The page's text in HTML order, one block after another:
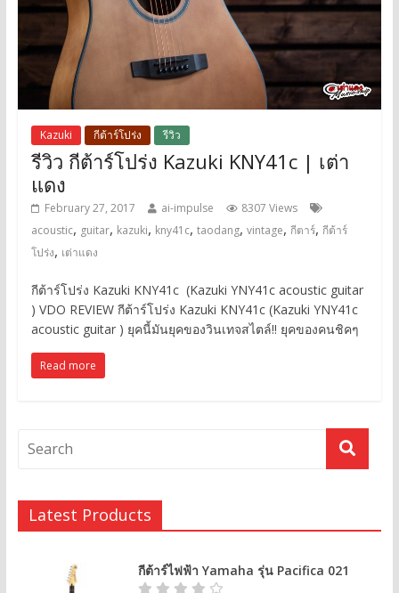
Kazuki กีต้าร์โปร่ง รีวิว
รีวิว กีต้าร์โปร่ง Kazuki KNY41c | เต่า
แดง
February 27, 2017 ai-impulse
8307 Views
acoustic, guitar, kazuki, kny41c, taodang, vintage, กีตาร์, กีต้าร์
โปร่ง, เต่าแดง
กีต้าร์โปร่ง Kazuki KNY41c (Kazuki YNY41c acoustic guitar
) VDO REVIEW กีต้าร์โปร่ง Kazuki KNY41c (Kazuki YNY41c
acoustic guitar ) ยุคนี้มันยุคของวินเทจสไตล์!! ยุคของคนชิคๆ
Read more
Latest Products
กีต้าร์ไฟฟ้า Yamaha รุ่น Pacifica 021